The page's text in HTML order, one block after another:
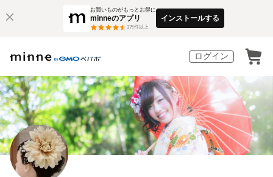
お買いものがもっとお得に
minneのアプリ
3万件以上
インストールする
ログイン